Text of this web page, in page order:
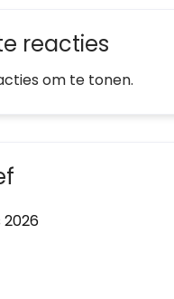
reacties
om te tonen.
2026